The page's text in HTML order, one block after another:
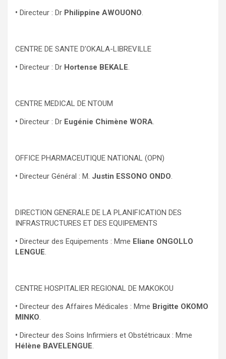
• Directeur : Dr Philippine AWOUONO.
CENTRE DE SANTE D’OKALA-LIBREVILLE
• Directeur : Dr Hortense BEKALE.
CENTRE MEDICAL DE NTOUM
• Directeur : Dr Eugénie Chimène WORA.
OFFICE PHARMACEUTIQUE NATIONAL (OPN)
• Directeur Général : M. Justin ESSONO ONDO.
DIRECTION GENERALE DE LA PLANIFICATION DES
INFRASTRUCTURES ET DES EQUIPEMENTS
• Directeur des Equipements : Mme Eliane ONGOLLO
LENGUE.
CENTRE HOSPITALIER REGIONAL DE MAKOKOU
• Directeur des Affaires Médicales : Mme Brigitte OKOMO
MINKO.
• Directeur des Soins Infirmiers et Obstétricaux : Mme
Hélène BAVELENGUE.